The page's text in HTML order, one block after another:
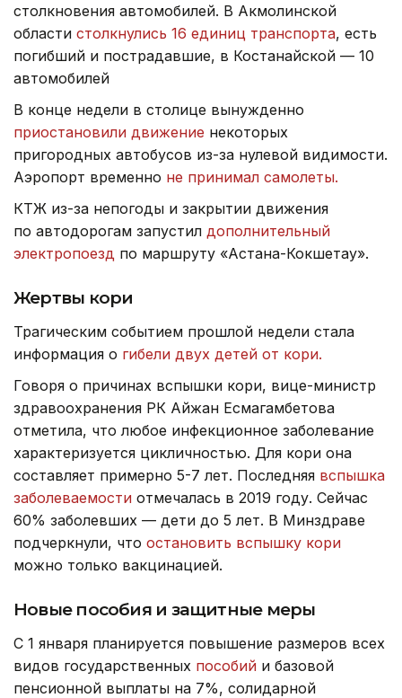
столкновения автомобилей. В Акмолинской
области столкнулись 16 единиц транспорта, есть
погибший и пострадавшие, в Костанайской — 10
автомобилей
В конце недели в столице вынужденно
приостановили движение некоторых
пригородных автобусов из-за нулевой видимости.
Аэропорт временно не принимал самолеты.
КТЖ из-за непогоды и закрытии движения
по автодорогам запустил дополнительный
электропоезд по маршруту «Астана-Кокшетау».
Жертвы кори
Трагическим событием прошлой недели стала
информация о гибели двух детей от кори.
Говоря о причинах вспышки кори, вице-министр
здравоохранения РК Айжан Есмагамбетова
отметила, что любое инфекционное заболевание
характеризуется цикличностью. Для кори она
составляет примерно 5-7 лет. Последняя вспышка
заболеваемости отмечалась в 2019 году. Сейчас
60% заболевших — дети до 5 лет. В Минздраве
подчеркнули, что остановить вспышку кори
можно только вакцинацией.
Новые пособия и защитные меры
С 1 января планируется повышение размеров всех
видов государственных пособий и базовой
пенсионной выплаты на 7%, солидарной